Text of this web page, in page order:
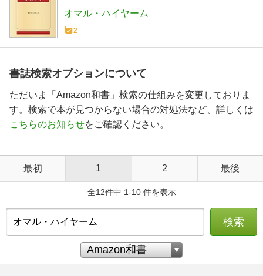
オマル・ハイヤーム
2
書誌検索オプションについて
ただいま「Amazon和書」検索の仕組みを変更しておりま
す。検索で本が見つからない場合の対処法など、詳しくは
こちらのお知らせをご確認ください。
最初 1 2 最後
全12件中 1-10 件を表示
検索